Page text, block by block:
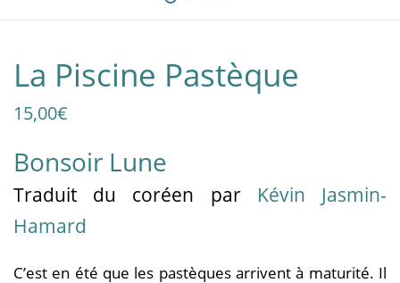
La Piscine Pastèque
15,00€
Bonsoir Lune
Traduit du coréen par Kévin Jasmin-
Hamard
C’est en été que les pastèques arrivent à maturité. Il